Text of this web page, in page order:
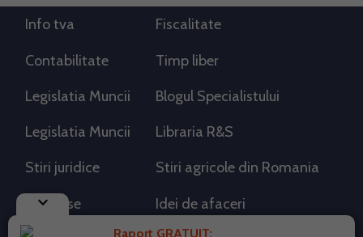
keyboard_arrow_down
Raport GRATUIT:
Info tva Fiscalitate
Contabilitate Timp liber
Legislatia Muncii Blogul Specialistului
Legislatia Muncii Libraria R&S
Stiri juridice Stiri agricole din Romania
AdSense Idei de afaceri